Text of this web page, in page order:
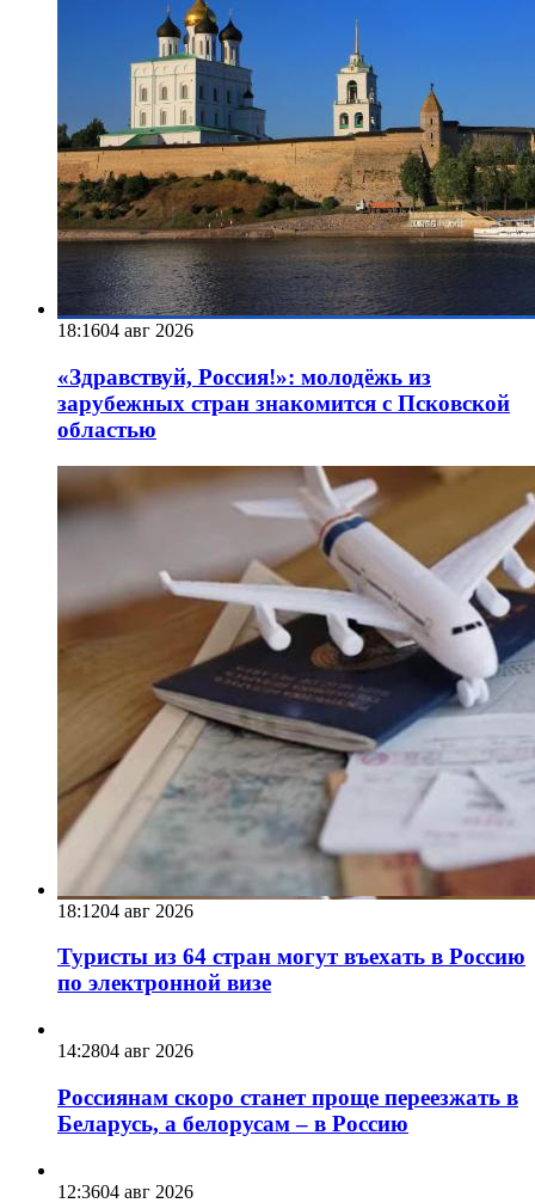
18:1604 авг 2026
«Здравствуй, Россия!»: молодёжь из
зарубежных стран знакомится с Псковской
областью
18:1204 авг 2026
Туристы из 64 стран могут въехать в Россию
по электронной визе
14:2804 авг 2026
Россиянам скоро станет проще переезжать в
Беларусь, а белорусам – в Россию
12:3604 авг 2026